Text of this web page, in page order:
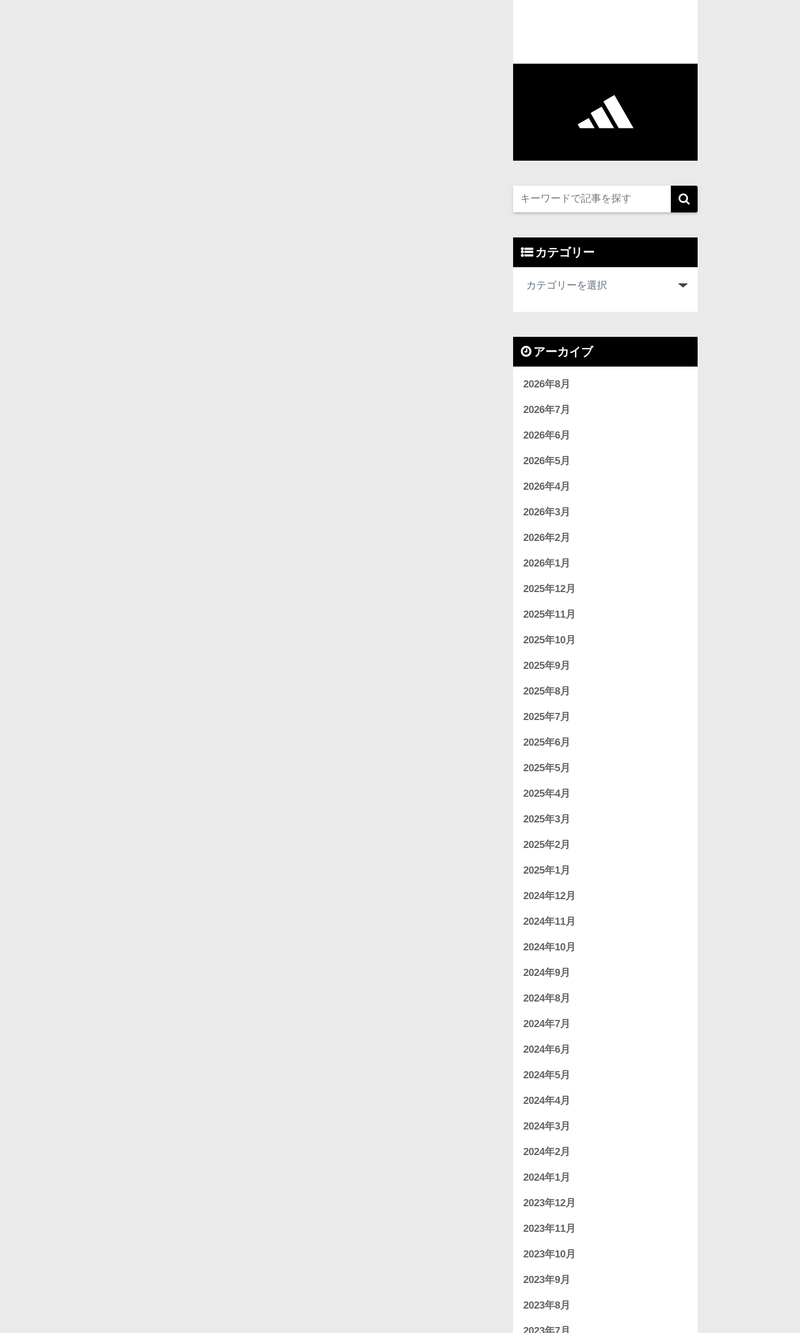
カテゴリー
アーカイブ
2026年8月
2026年7月
2026年6月
2026年5月
2026年4月
2026年3月
2026年2月
2026年1月
2025年12月
2025年11月
2025年10月
2025年9月
2025年8月
2025年7月
2025年6月
2025年5月
2025年4月
2025年3月
2025年2月
2025年1月
2024年12月
2024年11月
2024年10月
2024年9月
2024年8月
2024年7月
2024年6月
2024年5月
2024年4月
2024年3月
2024年2月
2024年1月
2023年12月
2023年11月
2023年10月
2023年9月
2023年8月
2023年7月